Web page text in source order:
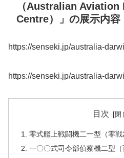
（Australian Aviation
Centre）」の展示内容
https://senseki.jp/australia-
https://senseki.jp/australia-
目次
零式艦上戦闘機二一型（零戦
一〇〇式司令部偵察機二型（